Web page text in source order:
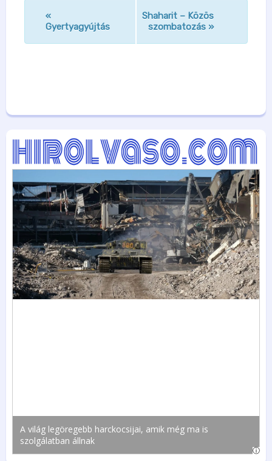
a
i
ó
«
Gyertyagyújtás
Shaharit – Közös
szombatozás »